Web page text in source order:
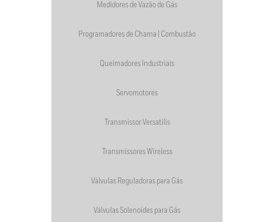
Medidores de Vazão de Gás
Programadores de Chama | Combustão
Queimadores Industriais
Servomotores
Transmissor Versatilis
Transmissores Wireless
Válvulas Reguladoras para Gás
Válvulas Solenoides para Gás